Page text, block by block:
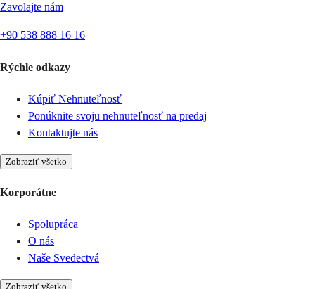
Zavolajte nám
+90 538 888 16 16
Rýchle odkazy
Kúpiť Nehnuteľnosť
Ponúknite svoju nehnuteľnosť na predaj
Kontaktujte nás
Zobraziť všetko
Korporátne
Spolupráca
O nás
Naše Svedectvá
Zobraziť všetko